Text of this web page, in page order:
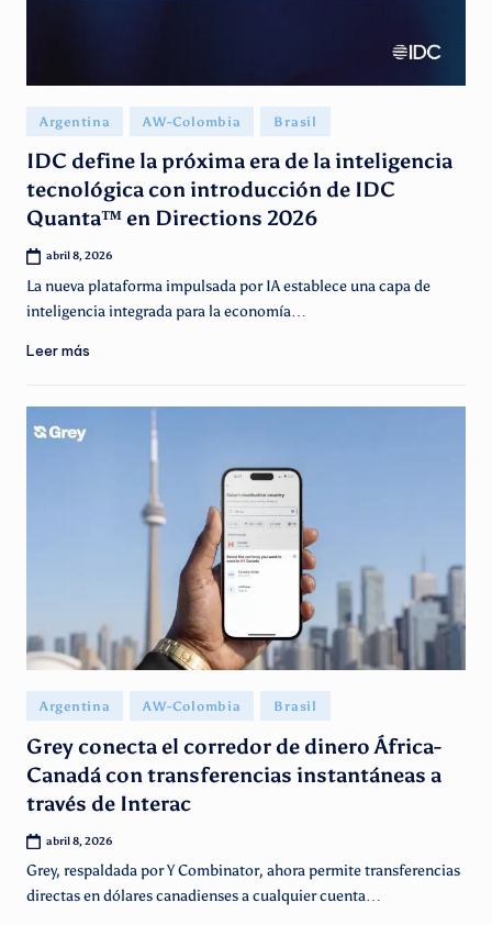
Publicado
en
Argentina AW-Colombia Brasil
IDC define la próxima era de la inteligencia
tecnológica con introducción de IDC
Quanta™ en Directions 2026
abril 8, 2026
La nueva plataforma impulsada por IA establece una capa de
inteligencia integrada para la economía…
Leer más
Publicado
en
Argentina AW-Colombia Brasil
Grey conecta el corredor de dinero África-
Canadá con transferencias instantáneas a
través de Interac
abril 8, 2026
Grey, respaldada por Y Combinator, ahora permite transferencias
directas en dólares canadienses a cualquier cuenta…